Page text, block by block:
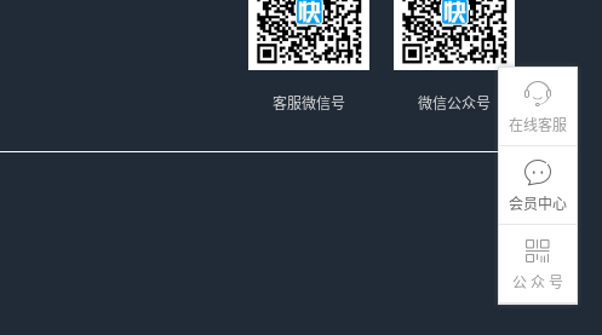
在线客服
会员中心
公 众 号
微信公众号
客服微信号